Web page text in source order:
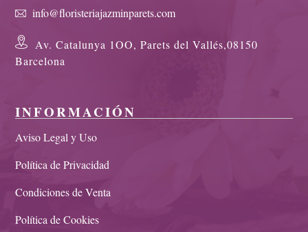
info@floristeriajazminparets.com
Av. Catalunya 1OO, Parets del Vallés,08150
Barcelona
INFORMACIÓN
Aviso Legal y Uso
Política de Privacidad
Condiciones de Venta
Política de Cookies